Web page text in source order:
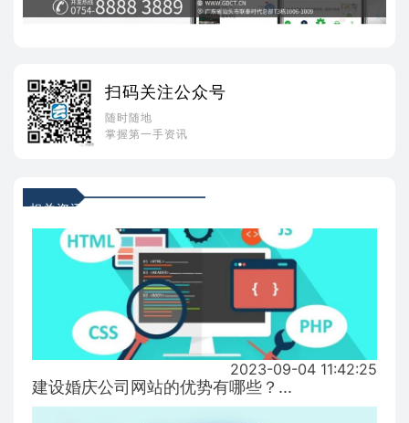
扫码关注公众号
随时随地
掌握第一手资讯
相关资讯
2023-09-04 11:42:25
建设婚庆公司网站的优势有哪些？...